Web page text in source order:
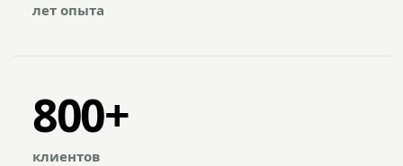
лет опыта
800+
клиентов